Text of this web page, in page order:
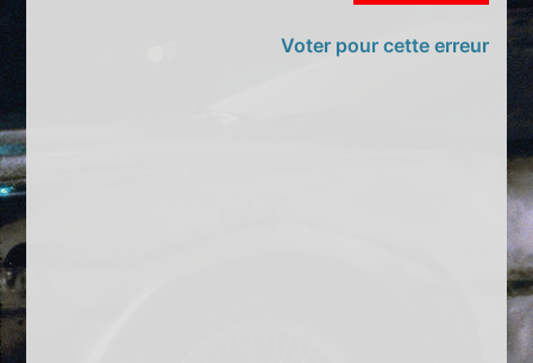
Voter pour cette erreur